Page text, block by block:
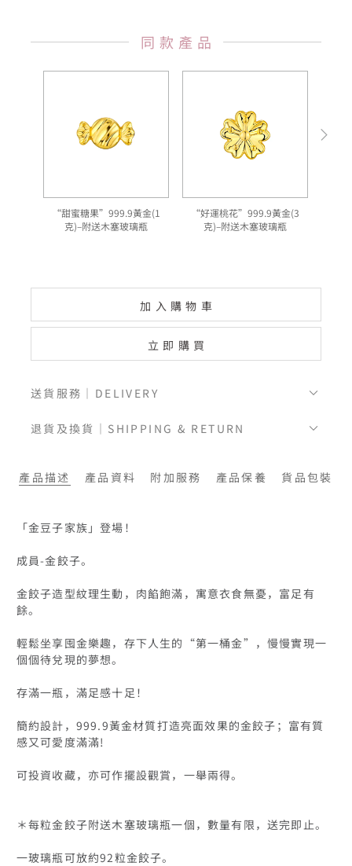
同款產品
“甜蜜糖果”999.9黃金(1
克)–附送木塞玻璃瓶
“好運桃花”999.9黃金(3
克)–附送木塞玻璃瓶
加入購物車
立即購買
送貨服務｜DELIVERY
退貨及換貨｜SHIPPING & RETURN
產品描述 產品資料 附加服務 產品保養 貨品包裝
「金豆子家族」登場！
成員-金餃子。
金餃子造型紋理生動，肉餡飽滿，寓意衣食無憂，富足有
餘。
輕鬆坐享囤金樂趣，存下⼈⽣的“第⼀桶⾦”，慢慢實現⼀
個個待兌現的夢想。
存滿一瓶，滿足感十足！
簡約設計，999.9黃金材質打造亮面效果的金餃子；富有質
感又可愛度滿滿!
可投資收藏，亦可作擺設觀賞，一舉兩得。
＊每粒金餃子附送木塞玻璃瓶一個，數量有限，送完即止。
一玻璃瓶可放約92粒金餃子。